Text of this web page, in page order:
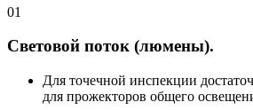
01
Световой поток (люмены).
Для точечной инспекции
для прожекторов общего